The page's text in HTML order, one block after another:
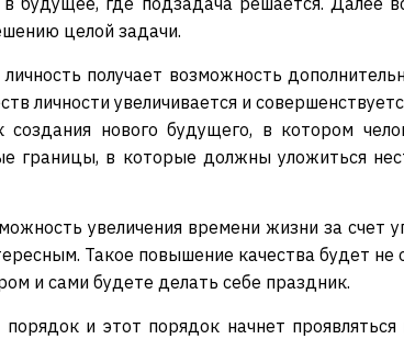
целой задачи.
получает возможность
личности увеличивается и
нового будущего, в котором
границы, в которые должны уложиться
увеличения времени жизни за счет
Такое повышение качества будет не
и сами будете делать себе праздник.
и этот порядок начнет